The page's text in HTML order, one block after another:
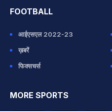
FOOTBALL
आईएसएल 2022-23
ख़बरें
फिक्सचर्स
MORE SPORTS